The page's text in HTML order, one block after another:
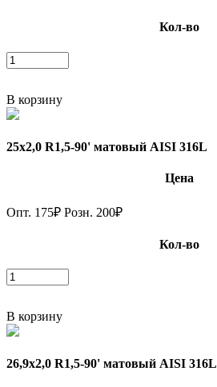
Кол-во
В корзину
25х2,0 R1,5-90' матовый AISI 316L
Цена
Опт. 175₽ Розн. 200₽
Кол-во
В корзину
26,9х2,0 R1,5-90' матовый AISI 316L